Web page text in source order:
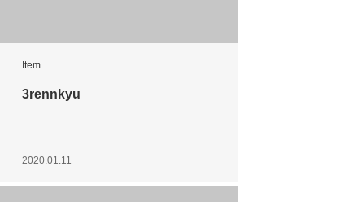
Item
3rennkyu
2020.01.11